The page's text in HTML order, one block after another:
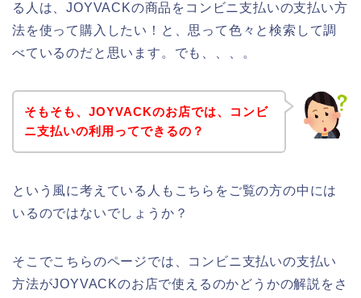
る人は、JOYVACKの商品をコンビニ支払いの支払い方
法を使って購入したい！と、思って色々と検索して調
べているのだと思います。でも、、、。
そもそも、JOYVACKのお店では、コンビ
ニ支払いの利用ってできるの？
という風に考えている人もこちらをご覧の方の中には
いるのではないでしょうか？
そこでこちらのページでは、コンビニ支払いの支払い
方法がJOYVACKのお店で使えるのかどうかの解説をさ